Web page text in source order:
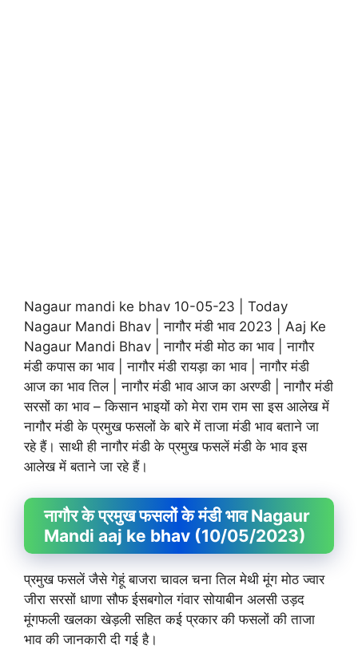
Nagaur mandi ke bhav 10-05-23 | Today
Nagaur Mandi Bhav | नागौर मंडी भाव 2023 | Aaj Ke
Nagaur Mandi Bhav | नागौर मंडी मोठ का भाव | नागौर
मंडी कपास का भाव | नागौर मंडी रायड़ा का भाव | नागौर मंडी
आज का भाव तिल | नागौर मंडी भाव आज का अरण्डी | नागौर मंडी
सरसों का भाव – किसान भाइयों को मेरा राम राम सा इस आलेख में
नागौर मंडी के प्रमुख फसलों के बारे में ताजा मंडी भाव बताने जा
रहे हैं। साथी ही नागौर मंडी के प्रमुख फसलें मंडी के भाव इस
आलेख में बताने जा रहे हैं।
नागौर के प्रमुख फसलों के मंडी भाव Nagaur
Mandi aaj ke bhav (10/05/2023)
प्रमुख फसलें जैसे गेहूं बाजरा चावल चना तिल मेथी मूंग मोठ ज्वार
जीरा सरसों धाणा सौफ ईसबगोल गंवार सोयाबीन अलसी उड़द
मूंगफली खलका खेड़ली सहित कई प्रकार की फसलों की ताजा
भाव की जानकारी दी गई है।